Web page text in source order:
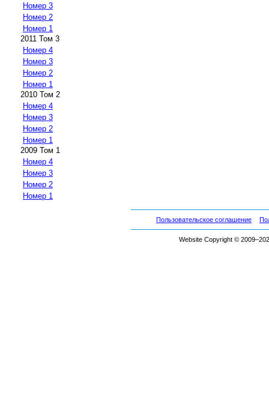
Номер 3
Номер 2
Номер 1
2011 Том 3
Номер 4
Номер 3
Номер 2
Номер 1
2010 Том 2
Номер 4
Номер 3
Номер 2
Номер 1
2009 Том 1
Номер 4
Номер 3
Номер 2
Номер 1
Пользовательское соглашение
Website Copyright ©